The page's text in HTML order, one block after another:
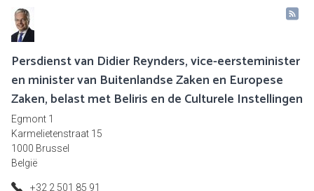
Persdienst van Didier Reynders, vice-eersteminister
en minister van Buitenlandse Zaken en Europese
Zaken, belast met Beliris en de Culturele Instellingen
Egmont 1
Karmelietenstraat 15
1000 Brussel
België
+32 2 501 85 91